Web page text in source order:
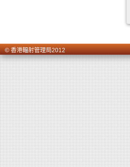
© 香港輻射管理局2012